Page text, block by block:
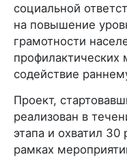
социальной
на повышение
грамотности
профилактических
содействие
Проект,
реализован в
этапа и охватил
рамках